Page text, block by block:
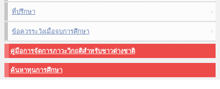
ที่ปรึกษา
ข้อควรระวังเมื่อจบการศึกษา
คู่มือการจัดการภาวะวิกฤติสำหรับชาวต่างชาติ
ค้นหาทุนการศึกษา